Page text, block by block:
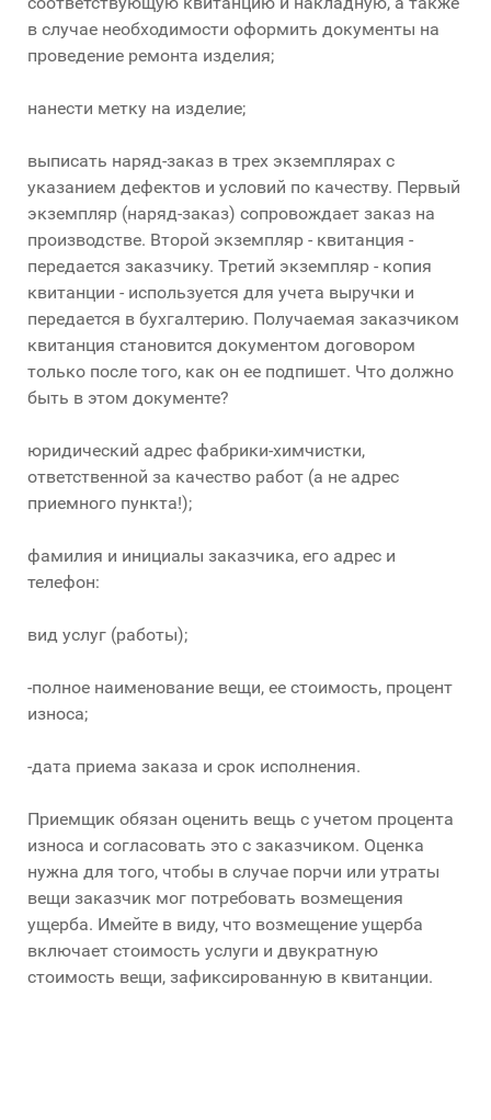
в случае необходимости оформить документы на
проведение ремонта изделия;
нанести метку на изделие;
выписать наряд-заказ в трех экземплярах с
указанием дефектов и условий по качеству. Первый
экземпляр (наряд-заказ) сопровождает заказ на
производстве. Второй экземпляр - квитанция -
передается заказчику. Третий экземпляр - копия
квитанции - используется для учета выручки и
передается в бухгалтерию. Получаемая заказчиком
квитанция становится документом договором
только после того, как он ее подпишет. Что должно
быть в этом документе?
юридический адрес фабрики-химчистки,
ответственной за качество работ (а не адрес
приемного пункта!);
фамилия и инициалы заказчика, его адрес и
телефон:
вид услуг (работы);
-полное наименование вещи, ее стоимость, процент
износа;
-дата приема заказа и срок исполнения.
Приемщик обязан оценить вещь с учетом процента
износа и согласовать это с заказчиком. Оценка
нужна для того, чтобы в случае порчи или утраты
вещи заказчик мог потребовать возмещения
ущерба. Имейте в виду, что возмещение ущерба
включает стоимость услуги и двукратную
стоимость вещи, зафиксированную в квитанции.